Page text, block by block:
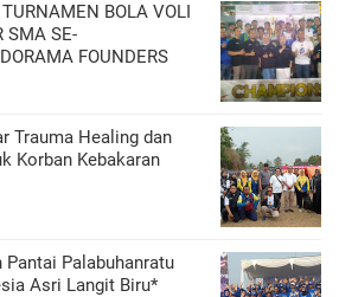
BOLA VOLI
SMA SE-
FOUNDERS
Trauma Healing dan
Korban Kebakaran
Palabuhanratu
Asri Langit Biru*